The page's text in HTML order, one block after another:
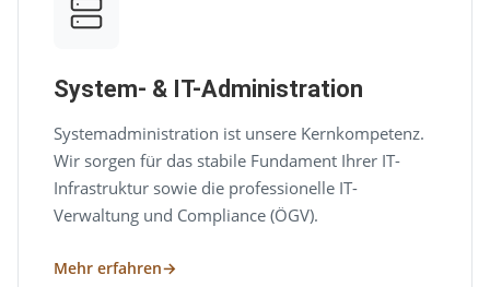
System- & IT-Administration
Systemadministration ist unsere Kernkompetenz.
Wir sorgen für das stabile Fundament Ihrer IT-
Infrastruktur sowie die professionelle IT-
Verwaltung und Compliance (ÖGV).
Mehr erfahren